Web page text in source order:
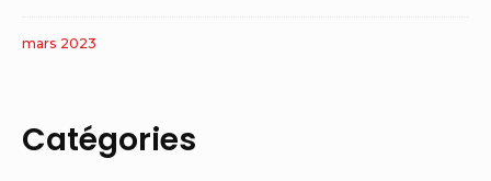
mars 2023
Catégories